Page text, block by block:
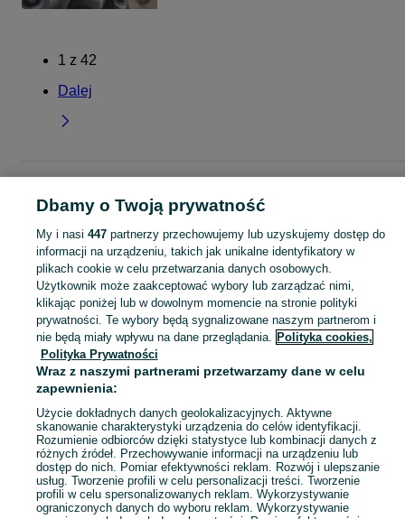
1 z 42
Dalej
KATEGORIA
Skorzystaj z największego serwisu ogłoszeniowego - Adamów i okolice! Kupuj to, czego pragniesz i sprzedawaj to, czego już nie potrzebujesz!
Mapa kategorii
Mapa miejscowości
Mapa ministron
Popularne wyszukiwania
Dbamy o Twoją prywatność
My i nasi 447partnerzy przechowujemy lub uzyskujemy dostęp do
informacji na urządzeniu, takich jak unikalne identyfikatory w
plikach cookie w celu przetwarzania danych osobowych.
Użytkownik może zaakceptować wybory lub zarządzać nimi,
klikając poniżej lub w dowolnym momencie na stronie polityki
prywatności. Te wybory będą sygnalizowane naszym partnerom i
nie będą miały wpływu na dane przeglądania. Polityka cookies,
Polityka Prywatności
Wraz z naszymi partnerami przetwarzamy dane w celu
zapewnienia:
Użycie dokładnych danych geolokalizacyjnych. Aktywne
skanowanie charakterystyki urządzenia do celów identyfikacji.
Rozumienie odbiorców dzięki statystyce lub kombinacji danych z
różnych źródeł. Przechowywanie informacji na urządzeniu lub
dostęp do nich. Pomiar efektywności reklam. Rozwój i ulepszanie
usług. Tworzenie profili w celu personalizacji treści. Tworzenie
profili w celu spersonalizowanych reklam. Wykorzystywanie
ograniczonych danych do wyboru reklam. Wykorzystywanie